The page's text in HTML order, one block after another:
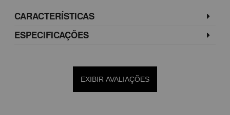
CARACTERÍSTICAS
ESPECIFICAÇÕES
EXIBIR AVALIAÇÕES